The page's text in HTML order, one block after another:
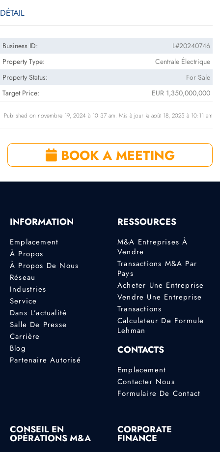
DÉTAIL
Business ID:
L#20240746
Property Type:
Centrale Électrique
Property Status:
For Sale
Target Price:
EUR 1,350,000,000
Published on novembre 19, 2024 à 10:37 am. Mis à jour le août 18, 2025 à 10:11 am
BOOK A MEETING
INFORMATION
Emplacement
À Propos
À Propos De Nous
Réseau
Industries
Service
Dans L’actualité
Salle De Presse
Carrière
Blog
Partenaire Autorisé
RESSOURCES
M&A Entreprises À
Vendre
Transactions M&A Par
Pays
Acheter Une Entreprise
Vendre Une Entreprise
Transactions
Calculateur De Formule
Lehman
CONTACTS
Emplacement
Contacter Nous
Formulaire De Contact
CONSEIL EN
OPÉRATIONS M&A
CORPORATE
FINANCE